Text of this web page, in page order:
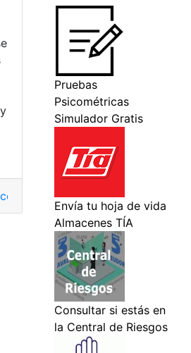
coches Deportivo,Profesional